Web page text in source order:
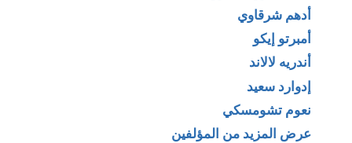
أدهم شرقاوي
أمبرتو إيكو
أندريه لالاند
إدوارد سعيد
نعوم تشومسكي
عرض المزيد من المؤلفين